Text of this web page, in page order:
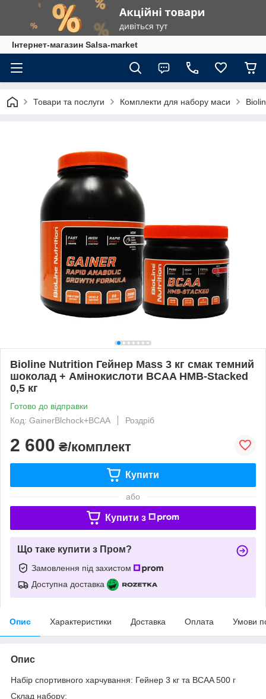
Інтернет-магазин Salsa-market
Товари та послуги Комплекти для набору маси
Bioline Nutrition Гейнер Mass 3 кг смак темний
шоколад + Амінокислоти BCAA HMB-Stacked
0,5 кг
Готово до відправки
Код: GainerBlchock+BCAA
Роздріб
2 600 ₴/комплект
Купити
або
Купити з
Що таке купити з Пром?
Замовлення під захистом
Доступна доставка
Опис Характеристики Доставка Оплата Умови
Опис
Набір спортивного харчування: Гейнер 3 кг та BCAA 500 г
Склад набору: